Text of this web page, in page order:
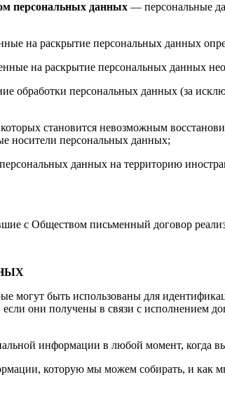
персональных данных — персональные
на раскрытие персональных данных
на раскрытие персональных данных
обработки персональных данных (за
которых становится невозможным
носители персональных данных;
данных на территорию
с Обществом письменный договор
могут быть использованы для
они получены в связи с исполнением
информации в любой момент, когда
которую мы можем собирать, и как